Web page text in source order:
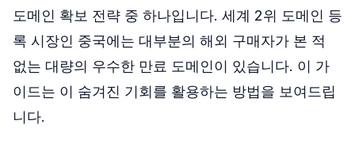
도메인 확보 전략 중 하나입니다. 세계 2위 도메인 등
록 시장인 중국에는 대부분의 해외 구매자가 본 적
없는 대량의 우수한 만료 도메인이 있습니다. 이 가
이드는 이 숨겨진 기회를 활용하는 방법을 보여드립
니다.